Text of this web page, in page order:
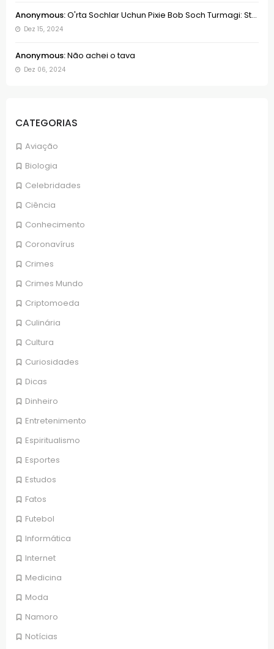
Anonymous:O'rta Sochlar Uchun Pixie Bob Soch Turmagi: St...
Dez 15, 2024
Anonymous:Não achei o tava
Dez 06, 2024
CATEGORIAS
Aviação
Biologia
Celebridades
Ciência
Conhecimento
Coronavírus
Crimes
Crimes Mundo
Criptomoeda
Culinária
Cultura
Curiosidades
Dicas
Dinheiro
Entretenimento
Espiritualismo
Esportes
Estudos
Fatos
Futebol
Informática
Internet
Medicina
Moda
Namoro
Notícias